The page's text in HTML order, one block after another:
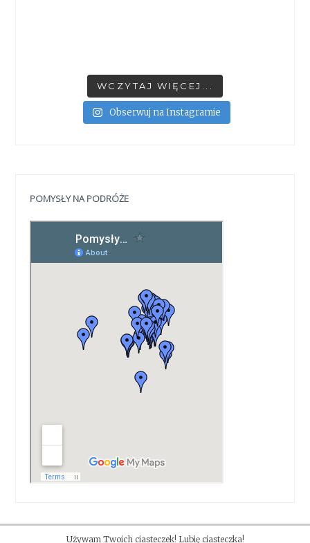
WCZYTAJ WIĘCEJ...
Obserwuj na Instagramie
POMYSŁY NA PODRÓŻE
Używam Twoich ciasteczek! Lubię ciasteczka!